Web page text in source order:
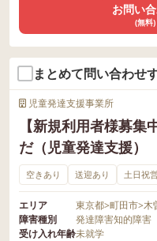
お問い
(無料)
まとめて問い合わせ
児童発達支援事業所
【新規利用者様募
だ（児童発達支援）
空きあり 送迎あり 土日祝
エリア 東京都>町田市>木
障害種別
発達障害知的障害
受け入れ年齢未就学